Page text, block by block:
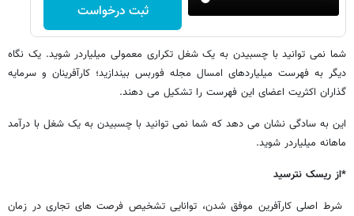
ثبت درخواست
شما نمی توانید با چسبیدن به یک شغل تکراری معمولی میلیاردر شوید. یک نگاه
دیگر به فهرست میلیاردهای امسال مجله فوربس بیندازید؛ کارآفرینان و سرمایه
گذاران اکثریت اعضای این فهرست را تشکیل می دهند.
این به سادگی نشان می دهد که شما نمی توانید با چسبیدن به یک شغل با درآمد
ماهانه میلیاردر شوید.
*از ریسک نترسید
شرط اصلی کارآفرین موفق شدن، توانایی تشخیص فرصت های تجاری در زمان